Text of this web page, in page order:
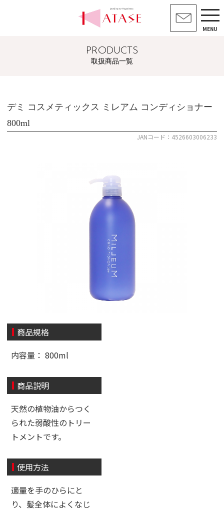
MENU
PRODUCTS
取扱商品一覧
デミ コスメティックス ミレアム コンディショナー
800ml
JANコード：4526603006233
商品規格
内容量： 800ml
商品説明
天然の植物油からつく
られた弱酸性のトリー
トメントです。
使用方法
適量を手のひらにと
り、髪全体によくなじ